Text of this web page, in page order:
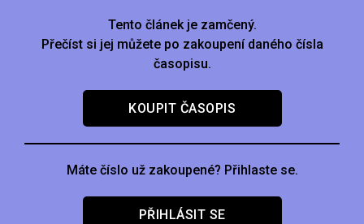
Tento článek je zamčený.
Přečíst si jej můžete po zakoupení daného čísla
časopisu.
KOUPIT ČASOPIS
Máte číslo už zakoupené? Přihlaste se.
PŘIHLÁSIT SE